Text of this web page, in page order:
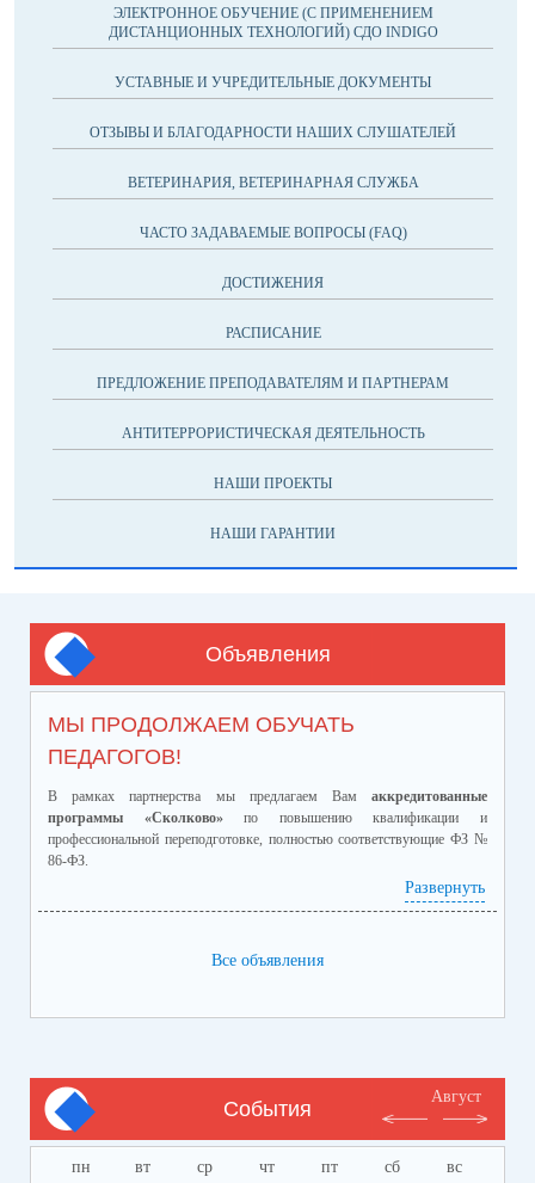
ЭЛЕКТРОННОЕ ОБУЧЕНИЕ (С ПРИМЕНЕНИЕМ
ДИСТАНЦИОННЫХ ТЕХНОЛОГИЙ) СДО INDIGO
УСТАВНЫЕ И УЧРЕДИТЕЛЬНЫЕ ДОКУМЕНТЫ
ОТЗЫВЫ И БЛАГОДАРНОСТИ НАШИХ СЛУШАТЕЛЕЙ
ВЕТЕРИНАРИЯ, ВЕТЕРИНАРНАЯ СЛУЖБА
ЧАСТО ЗАДАВАЕМЫЕ ВОПРОСЫ (FAQ)
ДОСТИЖЕНИЯ
РАСПИСАНИЕ
ПРЕДЛОЖЕНИЕ ПРЕПОДАВАТЕЛЯМ И ПАРТНЕРАМ
АНТИТЕРРОРИСТИЧЕСКАЯ ДЕЯТЕЛЬНОСТЬ
НАШИ ПРОЕКТЫ
НАШИ ГАРАНТИИ
Объявления
МЫ ПРОДОЛЖАЕМ ОБУЧАТЬ
ПЕДАГОГОВ!
В рамках партнерства мы предлагаем Вам аккредитованные
программы «Сколково»по повышению квалификации и
профессиональной переподготовке, полностью соответствующие ФЗ №
86-ФЗ.
Ознакомиться с программами и ценами можно в
приложенном файле.
Развернуть
Все объявления
События
Август
пн вт ср чт пт сб вс